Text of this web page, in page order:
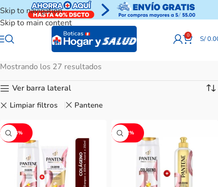
Skip to navigation
Skip to main content
0 S/
Mostrando los 27 resultados
Ver barra lateral
Limpiar filtros Pantene
-24% -22%